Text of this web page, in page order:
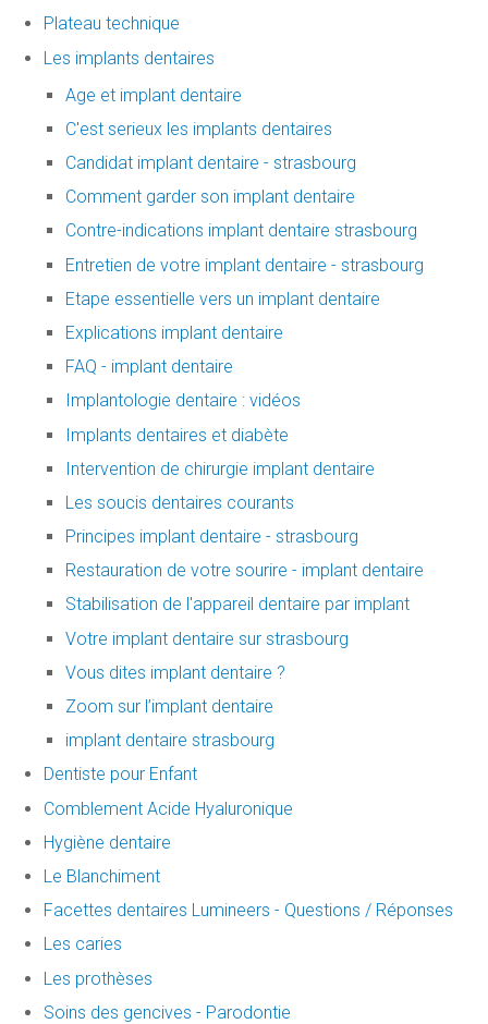
Plateau technique
Les implants dentaires
Age et implant dentaire
C'est serieux les implants dentaires
Candidat implant dentaire - strasbourg
Comment garder son implant dentaire
Contre-indications implant dentaire strasbourg
Entretien de votre implant dentaire - strasbourg
Etape essentielle vers un implant dentaire
Explications implant dentaire
FAQ - implant dentaire
Implantologie dentaire : vidéos
Implants dentaires et diabète
Intervention de chirurgie implant dentaire
Les soucis dentaires courants
Principes implant dentaire - strasbourg
Restauration de votre sourire - implant dentaire
Stabilisation de l'appareil dentaire par implant
Votre implant dentaire sur strasbourg
Vous dites implant dentaire ?
Zoom sur l’implant dentaire
implant dentaire strasbourg
Dentiste pour Enfant
Comblement Acide Hyaluronique
Hygiène dentaire
Le Blanchiment
Facettes dentaires Lumineers - Questions / Réponses
Les caries
Les prothèses
Soins des gencives - Parodontie